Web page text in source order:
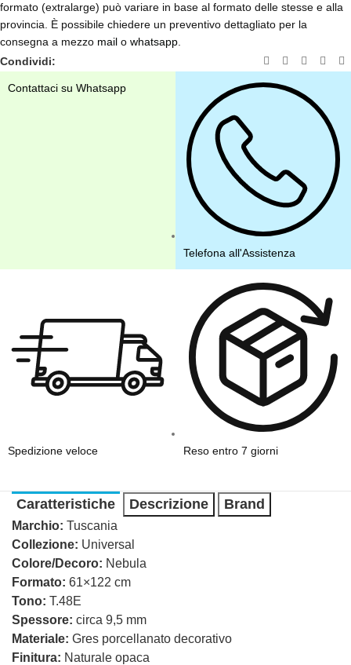
formato (extralarge) può variare in base al formato delle stesse e alla
provincia. È possibile chiedere un preventivo dettagliato per la
consegna a mezzo mail o whatsapp
Condividi:
Contattaci su Whatsapp
Telefona all'Assistenza
Spedizione veloce Reso entro 7 giorni
Caratteristiche Descrizione Brand
Marchio: Tuscania
Collezione: Universal
Colore/Decoro: Nebula
Formato: 61×122 cm
Tono: T.48E
Spessore: circa 9,5 mm
Materiale: Gres porcellanato decorativo
Finitura: Naturale opaca